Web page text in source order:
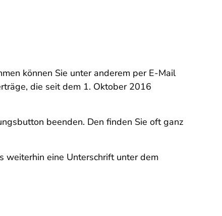
können Sie unter anderem per E-Mail
die seit dem 1. Oktober 2016
beenden. Den finden Sie oft ganz
weiterhin eine Unterschrift unter dem